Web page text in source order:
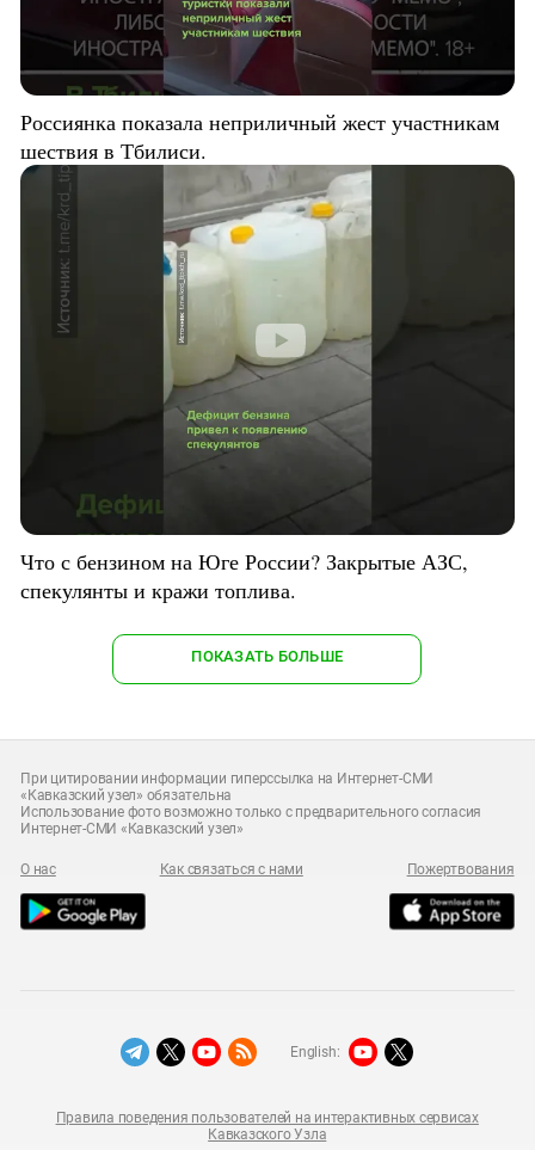
Россиянка показала неприличный жест участникам
шествия в Тбилиси.
Что с бензином на Юге России? Закрытые АЗС,
спекулянты и кражи топлива.
ПОКАЗАТЬ БОЛЬШЕ
При цитировании информации гиперссылка на Интернет-СМИ
«Кавказский узел» обязательна
Использование фото возможно только с предварительного согласия
Интернет-СМИ «Кавказский узел»
О нас Как связаться с нами Пожертвования
Правила поведения пользователей на интерактивных сервисах
Кавказского Узла
English: